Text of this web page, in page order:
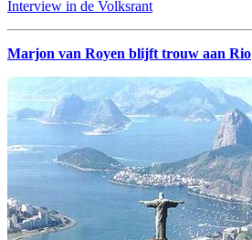
Interview in de Volksrant
Marjon van Royen blijft trouw aan Rio